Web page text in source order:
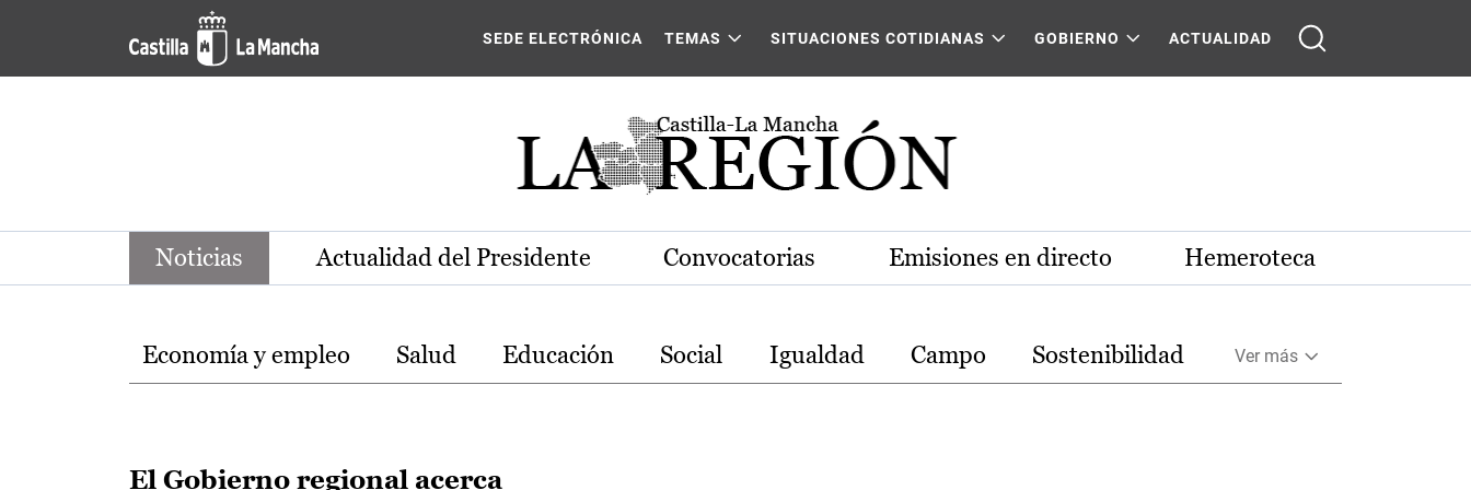
Pasar al contenido principal
Noticias de la región de Castilla-La Mancha
SEDE ELECTRÓNICA TEMAS SITUACIONES COTIDIANAS GOBIERNO ACTUALIDAD
Noticias Actualidad del Presidente Convocatorias Emisiones en directo Hemeroteca
Temas
Economía y empleo Salud Educación Social Igualdad Campo Sostenibilidad Ver más
El Gobierno regional acerca